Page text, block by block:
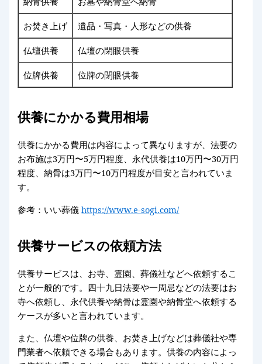
お焚き上げ 遺品・写真・人形などの供養
仏壇供養 仏壇の閉眼供養
位牌供養 位牌の閉眼供養
供養にかかる費用相場
供養にかかる費用は内容によって異なりますが、法要の
お布施は3万円〜5万円程度、永代供養は10万円〜30万円
程度、納骨は3万円〜10万円程度が目安と言われていま
す。
参考：いい葬儀https://www.e-sogi.com/
供養サービスの依頼方法
供養サービスは、お寺、霊園、葬儀社などへ依頼するこ
とが一般的です。四十九日法要や一周忌などの法要はお
寺へ依頼し、永代供養や納骨は霊園や納骨堂へ依頼する
ケースが多いと言われています。
また、仏壇や位牌の供養、お焚き上げなどは葬儀社や専
門業者へ依頼できる場合もあります。供養の内容によっ